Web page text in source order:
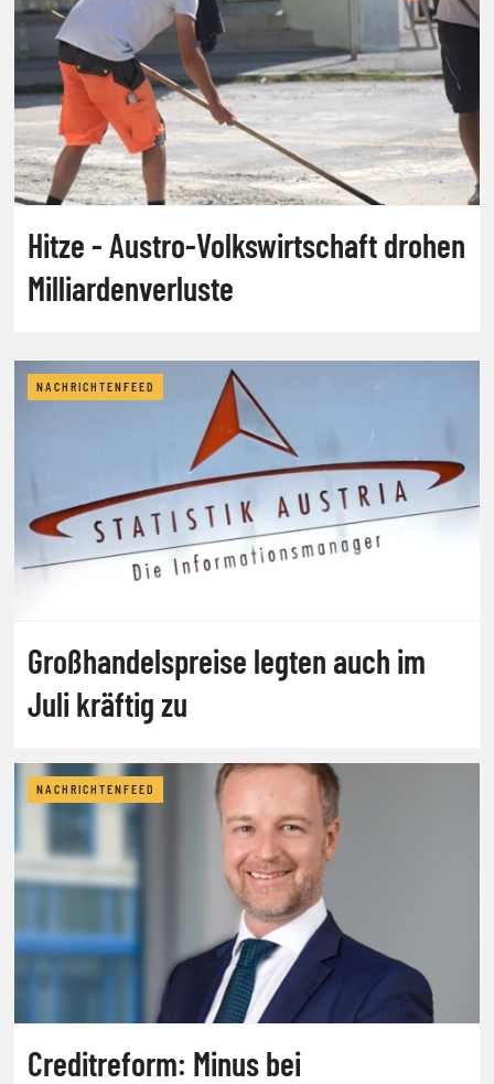
Hitze - Austro-Volkswirtschaft drohen
Milliardenverluste
NACHRICHTENFEED
Großhandelspreise legten auch im
Juli kräftig zu
NACHRICHTENFEED
Creditreform: Minus bei